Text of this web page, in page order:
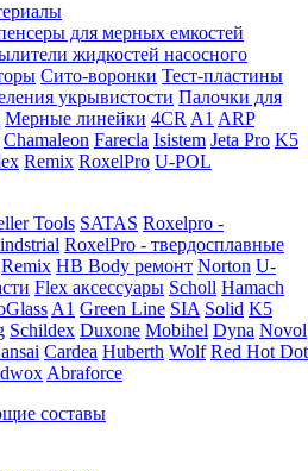
для мерных емкостей
жидкостей насосного
Сито-воронки Тест-пластины
укрывистости Палочки для
Мерные линейки 4CR A1 ARP
Chamaleon Farecla Isistem Jeta Pro K5
Remix RoxelPro U-POL
Tools SATAS Roxelpro -
RoxelPro - твердосплавные
Remix HB Body ремонт Norton U-
Flex аксессуары Scholl Hamach
A1 Green Line SIA Solid K5
Schildex Duxone Mobihel Dyna Novol
Cardea Huberth Wolf Red Hot Dot
Abraforce
составы